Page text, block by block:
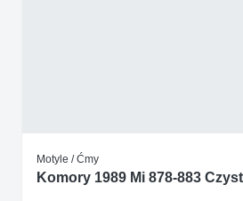
Motyle / Ćmy
Komory 1989 Mi 878-883